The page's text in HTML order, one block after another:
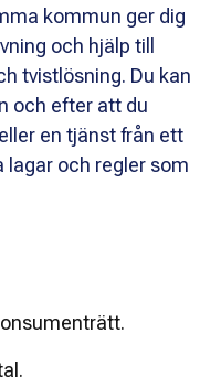
kommun ger dig
och hjälp till
tvistlösning. Du kan
och efter att du
en tjänst från ett
lagar och regler som